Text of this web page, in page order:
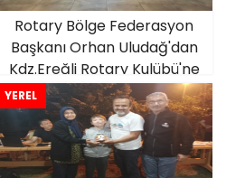
Rotary Bölge Federasyon
Başkanı Orhan Uludağ'dan
Kdz.Ereğli Rotary Kulübü'ne
ziyaret
YEREL